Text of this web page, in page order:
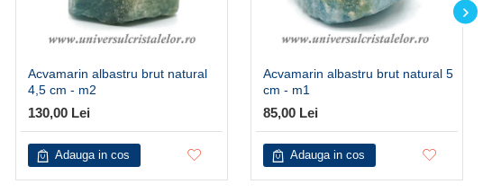
Acvamarin albastru brut natural
4,5 cm - m2
130,00 Lei
Adauga in cos
Acvamarin albastru brut natural 5
cm - m1
85,00 Lei
Adauga in cos